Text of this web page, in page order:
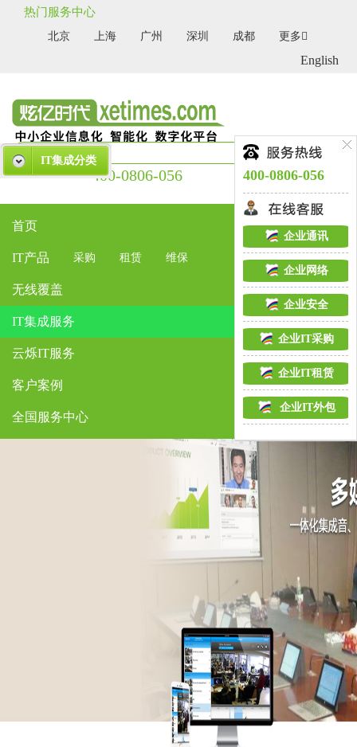
热门服务中心
北京 上海 广州 深圳 成都 更多
English
400-0806-056
首页
IT产品 采购 租赁 维保
无线覆盖
IT集成服务
云烁IT服务
客户案例
全国服务中心
IT集成分类
400-0806-056
企业通讯
企业网络
企业安全
企业IT采购
企业IT租赁
企业IT外包